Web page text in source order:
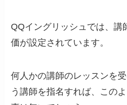
QQイングリッシュでは、講
価が設定されています。
何人かの講師のレッスンを
う講師を指名すれば、この